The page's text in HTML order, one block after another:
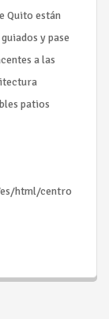
Quito están
y pase
a las
patios
html/centro